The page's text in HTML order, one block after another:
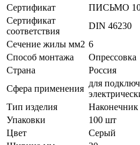
Сертификат
ПИСЬМО
Сертификат
соответствия
DIN 46230
Сечение жилы мм2 6
Способ монтажа
Опресcовка
Страна
Россия
Сфера применения
для
Тип изделия
Наконечник
Упаковки
100 шт
Цвет
Серый